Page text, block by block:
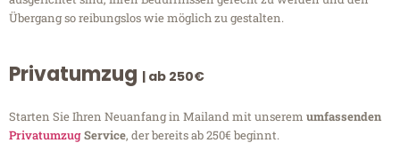
Übergang so reibungslos wie möglich zu gestalten.
Privatumzug | ab 250€
Starten Sie Ihren Neuanfang in Mailand mit unserem umfassenden
PrivatumzugService, der bereits ab 250€ beginnt.